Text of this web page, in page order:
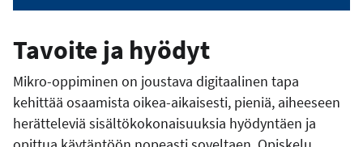
Tavoite ja hyödyt
Mikro-oppiminen on joustava digitaalinen tapa
kehittää osaamista oikea-aikaisesti, pieniä, aiheeseen
herätteleviä sisältökokonaisuuksia hyödyntäen ja